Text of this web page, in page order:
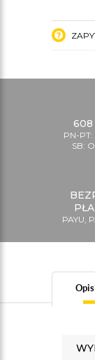
608
PN-
SB:
PAYU,